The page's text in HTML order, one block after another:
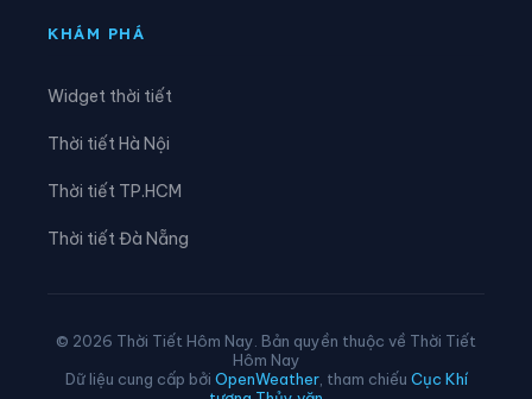
Xã Lương Hòa Lạc
Xã Phú Thành
KHÁM PHÁ
Widget thời tiết
Thời tiết Hà Nội
Thời tiết TP.HCM
Thời tiết Đà Nẵng
© 2026 Thời Tiết Hôm Nay. Bản quyền thuộc về Thời Tiết
Hôm Nay
Dữ liệu cung cấp bởi OpenWeather, tham chiếu Cục Khí